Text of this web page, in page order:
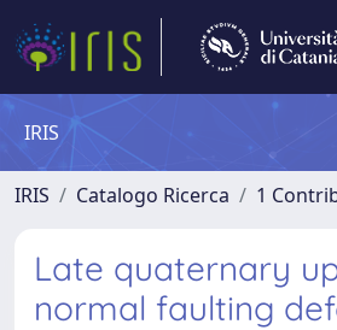
IRIS
IRIS Catalogo Ricerca 1
Late quaternary
normal faulting